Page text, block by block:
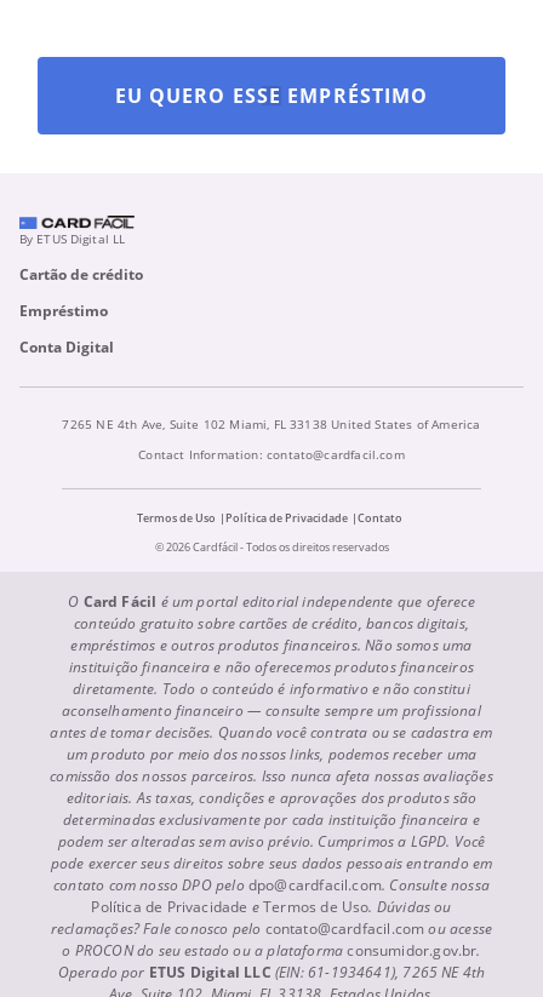
EU QUERO ESSE EMPRÉSTIMO
By ETUS Digital LL
Cartão de crédito
Empréstimo
Conta Digital
7265 NE 4th Ave, Suite 102 Miami, FL 33138 United States of America
Contact Information: contato@cardfacil.com
Termos de Uso Política de Privacidade
Contato
© 2026 Cardfácil - Todos os direitos reservados
O Card Fácil é um portal editorial independente que oferece
conteúdo gratuito sobre cartões de crédito, bancos digitais,
empréstimos e outros produtos financeiros. Não somos uma
instituição financeira e não oferecemos produtos financeiros
diretamente. Todo o conteúdo é informativo e não constitui
aconselhamento financeiro — consulte sempre um profissional
antes de tomar decisões. Quando você contrata ou se cadastra em
um produto por meio dos nossos links, podemos receber uma
comissão dos nossos parceiros. Isso nunca afeta nossas avaliações
editoriais. As taxas, condições e aprovações dos produtos são
determinadas exclusivamente por cada instituição financeira e
podem ser alteradas sem aviso prévio. Cumprimos a LGPD. Você
pode exercer seus direitos sobre seus dados pessoais entrando em
contato com nosso DPO pelo dpo@cardfacil.com. Consulte nossa
Política de Privacidade eTermos de Uso. Dúvidas ou
reclamações? Fale conosco pelo contato@cardfacil.comou acesse
o PROCON do seu estado ou a plataformaconsumidor.gov.br.
Operado por ETUS Digital LLC (EIN: 61-1934641), 7265 NE 4th